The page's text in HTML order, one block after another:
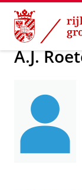
Skip
Content
Skip
Navigation
Over ons
A.J.